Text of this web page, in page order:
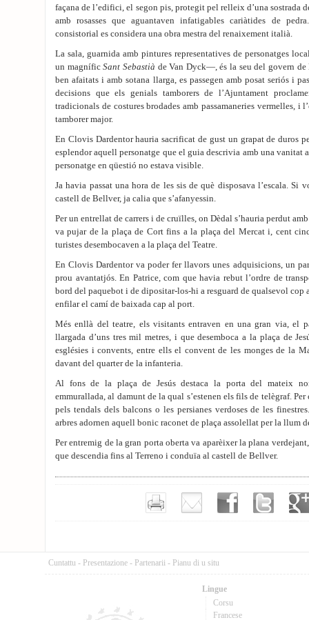
façana de l’edifici, el segon pis, protegit pel relleix d’una sostrada
amb rosasses que aguantaven infatigables cariàtides de
consistorial es considera una obra mestra del renaixement italià.
La sala, guarnida amb pintures representatives de personatges
un magníficSant Sebastià de Van Dyck—, és la seu del govern de
ben afaitats i amb sotana llarga, es passegen amb posat seriós i
decisions que els genials tamborers de l’Ajuntament
tradicionals de costures brodades amb passamaneries vermelles, i
tamborer major.
En Clovis Dardentor hauria sacrificat de gust un grapat de duros
esplendor aquell personatge que el guia descrivia amb una vanitat
personatge en qüestió no estava visible.
Ja havia passat una hora de les sis de què disposava l’escala. Si
castell de Bellver, ja calia que s’afanyessin.
Per un entrellat de carrers i de cruïlles, on Dèdal s’hauria perdut
va pujar de la plaça de Cort fins a la plaça del Mercat i, cent
turistes desembocaven a la plaça del Teatre.
En Clovis Dardentor va poder fer llavors unes adquisicions, un
prou avantatjós. En Patrice, com que havia rebut l’ordre de
bord del paquebot i de dipositar-los-hi a resguard de qualsevol cop
enfilar el camí de baixada cap al port.
Més enllà del teatre, els visitants entraven en una gran via, el
llargada d’uns tres mil metres, i que desemboca a la plaça de
esglésies i convents, entre ells el convent de les monges de la
davant del quarter de la infanteria.
Al fons de la plaça de Jesús destaca la porta del mateix
emmurallada, al damunt de la qual s’estenen els fils de telègraf. Per
pels tendals dels balcons o les persianes verdoses de les
arbres adornen aquell bonic raconet de plaça assolellat per la llum
Per entremig de la gran porta oberta va aparèixer la plana
que descendia fins al Terreno i conduïa al castell de Bellver.
Cuntattu - Presentazione - Partenarii - Pianu di u situ
Lingue
Corsu
Francese